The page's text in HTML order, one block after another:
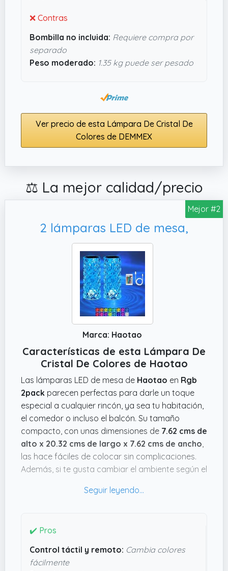
❌ Contras
Bombilla no incluida: Requiere compra por
separado
Peso moderado: 1.35 kg puede ser pesado
Ver precio de esta Lámpara De Cristal De
Colores de DEMMEX
⚖️ La mejor calidad/precio
Mejor #2
2 lámparas LED de mesa,
Marca: Haotao
Características de esta Lámpara De
Cristal De Colores de Haotao
Las lámparas LED de mesa de Haotao en Rgb
2pack parecen perfectas para darle un toque
especial a cualquier rincón, ya sea tu habitación,
el comedor o incluso el balcón. Su tamaño
compacto, con unas dimensiones de 7.62 cms de
alto x 20.32 cms de largo x 7.62 cms de ancho
las hace fáciles de colocar sin complicaciones.
Además, si te gusta cambiar el ambiente según el
con el tacto como con mando a distancia y
desde leer hasta crear un ambiente más relax o
romántico.
Lo que más llama la atención es su diseño en
✔️ Pros
Control táctil y remoto: Cambia colores
fácilmente